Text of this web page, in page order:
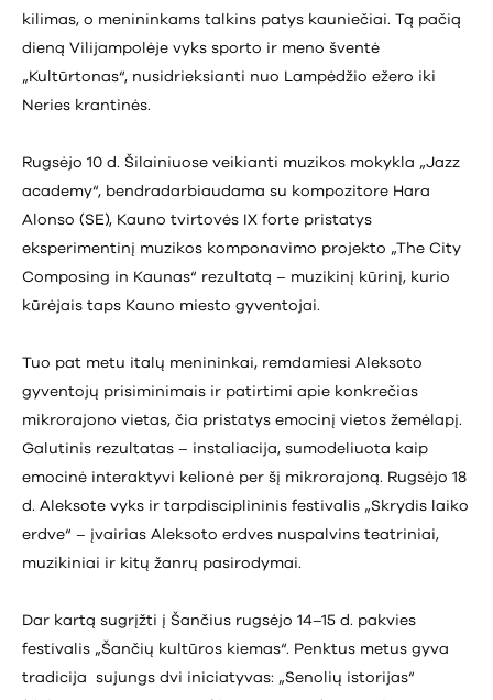
kilimas, o menininkams talkins patys kauniečiai. Tą pačią
dieną Vilijampolėje vyks sporto ir meno šventė
„Kultūrtonas“, nusidrieksianti nuo Lampėdžio ežero iki
Neries krantinės.
Rugsėjo 10 d. Šilainiuose veikianti muzikos mokykla „Jazz
academy“, bendradarbiaudama su kompozitore Hara
Alonso (SE), Kauno tvirtovės IX forte pristatys
eksperimentinį muzikos komponavimo projekto „The City
Composing in Kaunas“ rezultatą – muzikinį kūrinį, kurio
kūrėjais taps Kauno miesto gyventojai.
Tuo pat metu italų menininkai, remdamiesi Aleksoto
gyventojų prisiminimais ir patirtimi apie konkrečias
mikrorajono vietas, čia pristatys emocinį vietos žemėlapį.
Galutinis rezultatas – instaliacija, sumodeliuota kaip
emocinė interaktyvi kelionė per šį mikrorajoną. Rugsėjo 18
d. Aleksote vyks ir tarpdisciplininis festivalis „Skrydis laiko
erdve“ – įvairias Aleksoto erdves nuspalvins teatriniai,
muzikiniai ir kitų žanrų pasirodymai.
Dar kartą sugrįžti į Šančius rugsėjo 14–15 d. pakvies
festivalis „Šančių kultūros kiemas“. Penktus metus gyva
tradicija sujungs dvi iniciatyvas: „Senolių istorijas“